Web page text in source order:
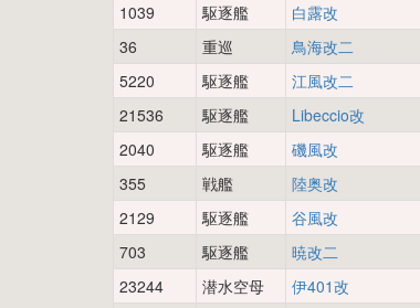
1039
駆逐艦 白露改
36
重巡 鳥海改二
5220
駆逐艦 江風改二
21536
駆逐艦 Libeccio改
2040
駆逐艦 磯風改
355
戦艦 陸奥改
2129
駆逐艦 谷風改
703
駆逐艦 暁改二
23244
潜水空母 伊401改